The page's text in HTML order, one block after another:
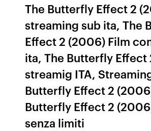
The Butterfly Effect 2
streaming sub ita, The
Effect 2 (2006) Film
ita, The Butterfly
streamig ITA,
Butterfly Effect 2
Butterfly Effect 2
senza limiti